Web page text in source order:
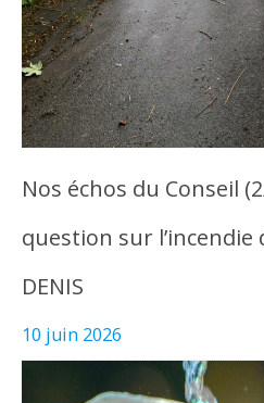
Nos échos du Conseil
question sur
DENIS
10 juin 2026